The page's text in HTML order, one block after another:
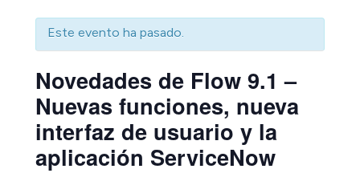
Este evento ha pasado.
Novedades de Flow 9.1 –
Nuevas funciones, nueva
interfaz de usuario y la
aplicación ServiceNow